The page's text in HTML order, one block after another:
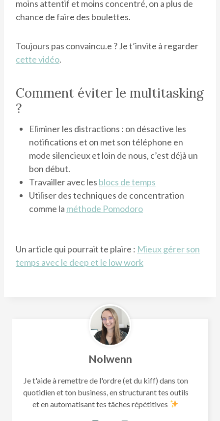
moins attentif et moins concentré, on a plus de
chance de faire des boulettes.
Toujours pas convaincu.e ? Je t’invite à regarder
cette vidéo.
Comment éviter le multitasking
?
Eliminer les distractions : on désactive les
notifications et on met son téléphone en
mode silencieux et loin de nous, c’est déjà un
bon début.
Travailler avec les blocs de temps
Utiliser des techniques de concentration
comme la méthode Pomodoro
Un article qui pourrait te plaire : Mieux gérer son
temps avec le deep et le low work
Nolwenn
Je t'aide à remettre de l'ordre (et du kiff) dans ton
quotidien et ton business, en structurant tes outils
et en automatisant tes tâches répétitives